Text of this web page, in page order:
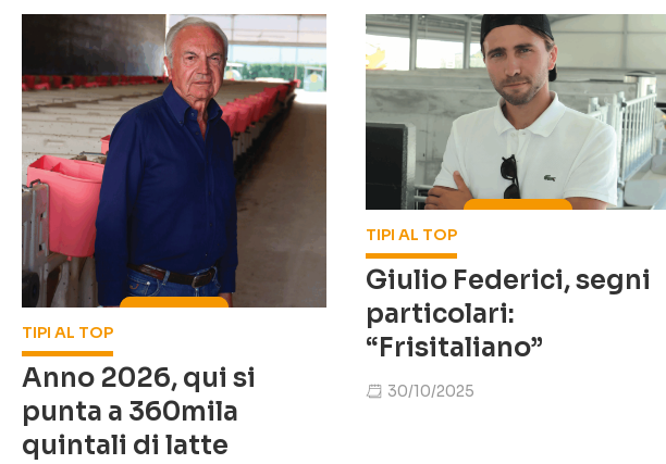
TIPI AL TOP
Anno 2026, qui si
punta a 360mila
quintali di latte
TIPI AL TOP
Giulio Federici, segni
particolari:
“Frisitaliano”
30/10/2025